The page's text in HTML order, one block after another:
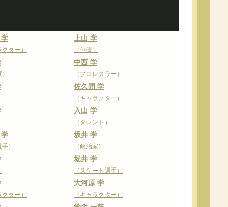
クター）
上山 学
（俳優）
中西 学
（プロレスラー）
佐久間 学
（キャラクター）
入山 学
（タレント）
）
坂井 学
（政治家）
堀井 学
（スケート選手）
クター）
大河原 学
（キャラクター）